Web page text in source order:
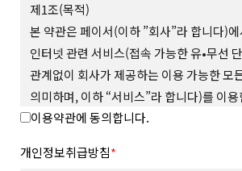
제1조(목적)
본 약관은 페이서(이하 ”회사”라 합니다)
인터넷 관련 서비스(접속 가능한 유•무선
관계없이 회사가 제공하는 이용 가능한 모
의미하며, 이하 “서비스”라 합니다)를 이
회원의 권리와 의무, 책임사항을 규정함을
제 2 조 (용어의 정의)
이용약관에 동의합니다.
개인정보취급방침*